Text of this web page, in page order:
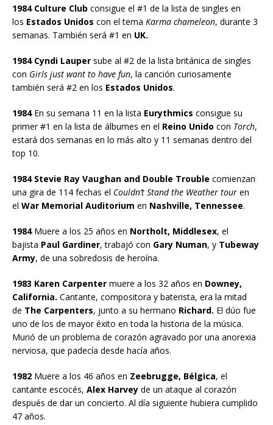
1984 Culture Club consigue el #1 de la lista de singles en
los Estados Unidos con el tema Karma chameleon, durante 3
semanas. También será #1 en UK.
1984 Cyndi Lauper sube al #2 de la lista británica de singles
con Girls just want to have fun, la canción curiosamente
también será #2 en los Estados Unidos.
1984En su semana 11 en la lista Eurythmics consigue su
primer #1 en la lista de álbumes en el Reino Unido con Torch,
estará dos semanas en lo más alto y 11 semanas dentro del
top 10.
1984 Stevie Ray Vaughan and Double Trouble comienzan
una gira de 114 fechas el Couldn’t Stand the Weather tour en
el War Memorial Auditorium en Nashville, Tennessee.
1984Muere a los 25 años en Northolt, Middlesex, el
bajista Paul Gardiner, trabajó con Gary Numan, y Tubeway
Army, de una sobredosis de heroína.
1983 Karen Carpenter muere a los 32 años en Downey,
California. Cantante, compositora y baterista, era la mitad
de The Carpenters, junto a su hermano Richard. El dúo fue
uno de los de mayor éxito en toda la historia de la música.
Murió de un problema de corazón agravado por una anorexia
nerviosa, que padecía desde hacía años.
1982 Muere a los 46 años en Zeebrugge, Bélgica, el
cantante escocés, Alex Harvey de un ataque al corazón
después de dar un concierto. Al día siguiente hubiera cumplido
47 años.